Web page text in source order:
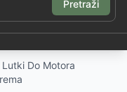
Pretraži
Do Motora